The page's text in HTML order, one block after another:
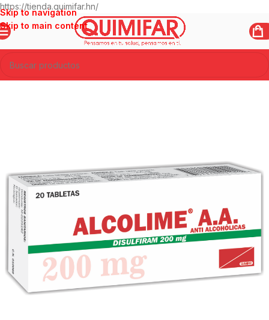
https://tienda.quimifar.hn/
Skip to navigation
Skip to main content